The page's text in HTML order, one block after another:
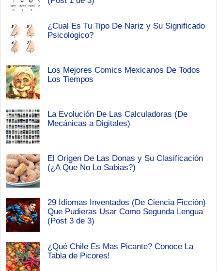
¿Cual Es Tu Tipo De Nariz y Su Significado
Psicologico?
Los Mejores Comics Mexicanos De Todos
Los Tiempos
La Evolución De Las Calculadoras (De
Mecánicas a Digitales)
El Origen De Las Donas y Su Clasificación
(¿A Que No Lo Sabias?)
29 Idiomas Inventados (De Ciencia Ficción)
Que Pudieras Usar Como Segunda Lengua
(Post 3 de 3)
¿Qué Chile Es Mas Picante? Conoce La
Tabla de Picores!